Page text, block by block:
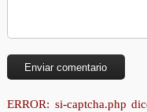
ERROR: si-captcha.php